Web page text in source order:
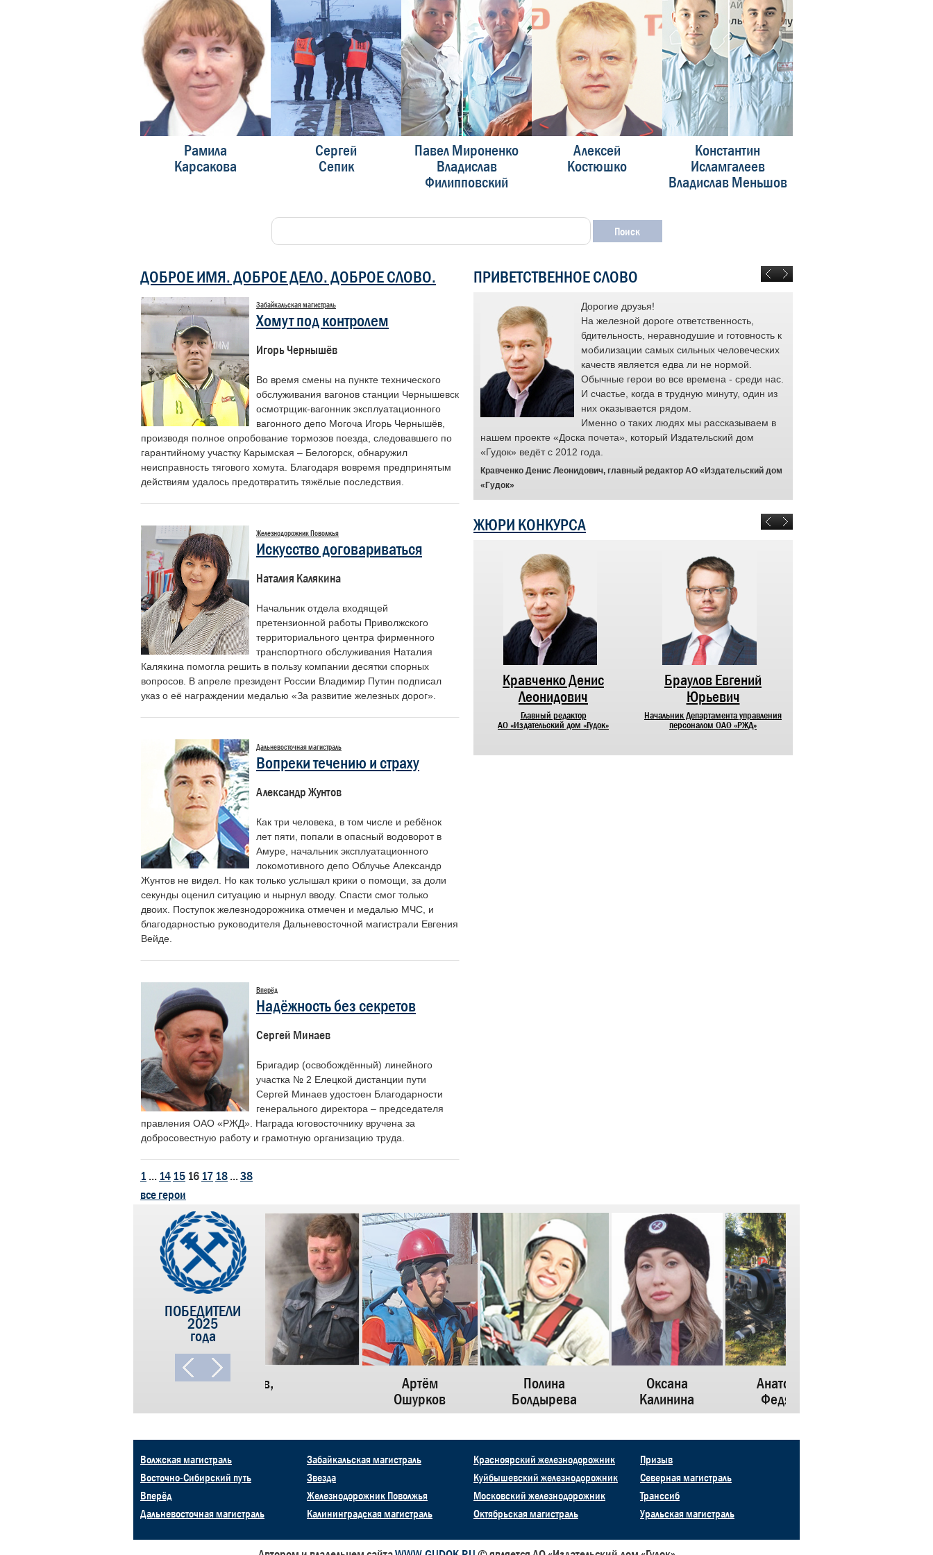
Рамила
Карсакова
Сергей
Сепик
Павел Мироненко
Владислав
Филипповский
Алексей
Костюшко
Константин
Исламгалеев
Владислав Меньшов
ДОБРОЕ ИМЯ. ДОБРОЕ ДЕЛО. ДОБРОЕ СЛОВО.
Забайкальская магистраль
Хомут под контролем
Игорь Чернышёв
Во время смены на пункте технического
обслуживания вагонов станции Чернышевск
осмотрщик-вагонник эксплуатационного
вагонного депо Могоча Игорь Чернышёв,
производя полное опробование тормозов поезда, следовавшего по
гарантийному участку Карымская – Белогорск, обнаружил
неисправность тягового хомута. Благодаря вовремя предпринятым
действиям удалось предотвратить тяжёлые последствия.
Железнодорожник Поволжья
Искусство договариваться
Наталия Калякина
Начальник отдела входящей
претензионной работы Приволжского
территориального центра фирменного
транспортного обслуживания Наталия
Калякина помогла решить в пользу компании десятки спорных
вопросов. В апреле президент России Владимир Путин подписал
указ о её награждении медалью «За развитие железных дорог».
Дальневосточная магистраль
Вопреки течению и страху
Александр Жунтов
Как три человека, в том числе и ребёнок
лет пяти, попали в опасный водоворот в
Амуре, начальник эксплуатационного
локомотивного депо Облучье Александр
Жунтов не видел. Но как только услышал крики о помощи, за доли
секунды оценил ситуацию и нырнул вводу. Спасти смог только
двоих. Поступок железнодорожника отмечен и медалью МЧС, и
благодарностью руководителя Дальневосточной магистрали Евгения
Вейде.
Вперёд
Надёжность без секретов
Сергей Минаев
Бригадир (освобождённый) линейного
участка № 2 Елецкой дистанции пути
Сергей Минаев удостоен Благодарности
генерального директора – председателя
правления ОАО «РЖД». Награда юговосточнику вручена за
добросовестную работу и грамотную организацию труда.
1 ... 14 15 16 17 18 ...38
все герои
ПРИВЕТСТВЕННОЕ СЛОВО
Конкурс «Доска почета» уже много лет
является площадкой для признания заслуг
личные качества помогают предотвращать
всех нас.
Героями проекта являются простые люди,
чья работа выходит за рамки рутинного
исполнения обязанностей. Для них она
становится настоящим призванием. Мы гордимся их стойкостью и
самоотверженностью, ведь именно такие примеры вдохновляют и
показывают, насколько важен и ценен труд каждого.
«Доска почета» – это возможность выразить признательность
Никифоров Николай Алексеевич, председатель Центрального совета
ветеранов войны и труда железнодорожного транспорта России
Дорогие друзья!
На железной дороге ответственность,
бдительность, неравнодушие и готовность к
мобилизации самых сильных человеческих
качеств является едва ли не нормой.
Обычные герои во все времена - среди нас.
И счастье, когда в трудную минуту, один из
них оказывается рядом.
Именно о таких людях мы рассказываем в
нашем проекте «Доска почета», который Издательский дом
«Гудок» ведёт с 2012 года.
Кравченко Денис Леонидович, главный редактор АО «Издательский дом
«Гудок»
на минуты. От того, как ими
ЖЮРИ КОНКУРСА
Шаханов Дмитрий
Сергеевич
Председатель Российского
строителей
Никифоров Николай
Алексеевич
Председатель Центрального совета
Кравченко Денис
Леонидович
Главный редактор
АО «Издательский дом «Гудок»
Браулов Евгений
Юрьевич
Начальник Департамента управления
персоналом ОАО «РЖД»
ПОБЕДИТЕЛИ
2025
года
Дмитрий Ермоленко, Александр Панкратов,
Артём
Ошурков
Полина
Болдырева
Оксана
Калинина
Анатолий
Федяев
Волжская магистраль
Восточно-Сибирский путь
Вперёд
Дальневосточная магистраль
Забайкальская магистраль
Звезда
Железнодорожник Поволжья
Калининградская магистраль
Красноярский железнодорожник
Куйбышевский железнодорожник
Московский железнодорожник
Октябрьская магистраль
Призыв
Северная магистраль
Транссиб
Уральская магистраль